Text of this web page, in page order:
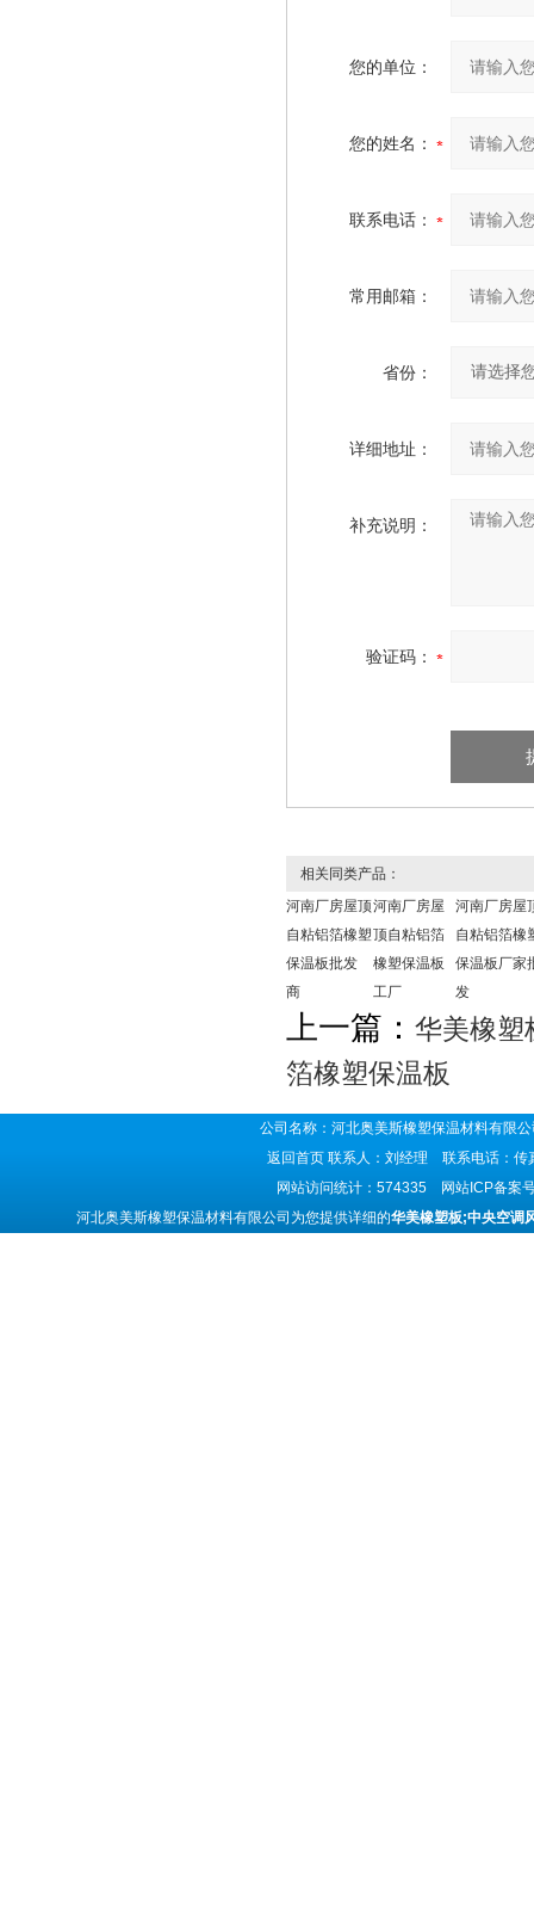
您的单位：
您的姓名：
联系电话：
常用邮箱：
省份：
详细地址：
补充说明：
验证码：
相关同类产品：
河南厂房屋顶
自粘铝箔橡塑
保温板批发
商
河南厂房屋
顶自粘铝箔
橡塑保温板
工厂
河南厂房屋
自粘铝箔橡
保温板厂家
发
上一篇： 华美橡塑
箔橡塑保温板
公司名称：河北奥美斯橡塑保温材料有
返回首页 联系人：刘经理 联系电话：
网站访问统计：574335 网站ICP备案
河北奥美斯橡塑保温材料有限公司为您提供详细的华美橡塑板;中央空调